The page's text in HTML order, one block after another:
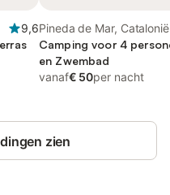
9,6Pineda de Mar, Catalonië
Camping voor 4
en Zwembad
vanaf€ 50per nacht
zien